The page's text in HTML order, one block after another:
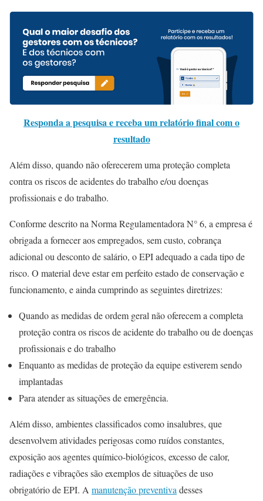
Responda a pesquisa e receba um relatório final com o
resultado
Além disso, quando não oferecerem uma proteção completa
contra os riscos de acidentes do trabalho e/ou doenças
profissionais e do trabalho.
Conforme descrito na Norma Regulamentadora N° 6, a empresa é
obrigada a fornecer aos empregados, sem custo, cobrança
adicional ou desconto de salário, o EPI adequado a cada tipo de
risco. O material deve estar em perfeito estado de conservação e
funcionamento, e ainda cumprindo as seguintes diretrizes:
Quando as medidas de ordem geral não oferecem a completa
proteção contra os riscos de acidente do trabalho ou de doenças
profissionais e do trabalho
Enquanto as medidas de proteção da equipe estiverem sendo
implantadas
Para atender as situações de emergência.
Além disso, ambientes classificados como insalubres, que
desenvolvem atividades perigosas como ruídos constantes,
exposição aos agentes químico-biológicos, excesso de calor,
radiações e vibrações são exemplos de situações de uso
obrigatório de EPI. A manutenção preventiva desses